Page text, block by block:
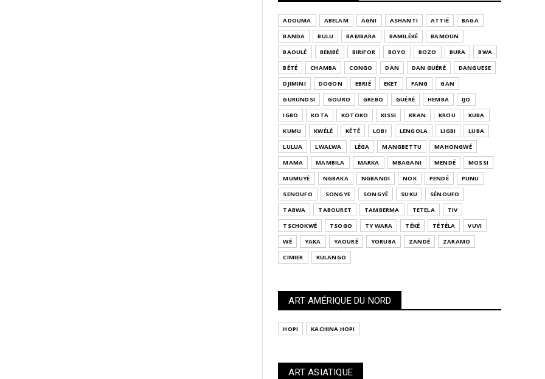
ADOUMA ABELAM AGNI ASHANTI ATTIÉ
BAGA
BANDA
BULU BAMBARA BAMILÉKÉ
BAMOUN
BAOULÉ
BEMBÉ BIRIFOR BOYO BOZO BURA
BWA
BÉTÉ
CHAMBA CONGO DAN DAN GUÉRÉ
DANGUESE
DJIMINI
DOGON EBRIÉ EKET FANG
GAN
GURUNDSI
GOURO GREBO GUÉRÉ HEMBA
IJO
IGBO
KOTA KOTOKO KISSI KRAN KROU
KUBA
KUMU
KWÉLÉ KÉTÉ LOBI LENGOLA LIGBI
LUBA
LULUA
LWALWA LÉGA MANGBETTU
MAHONGWÉ
MAMA
MAMBILA MARKA MBAGANI MENDÉ
MOSSI
MUMUYÉ
NGBAKA NGBANDI NOK PENDÉ
PUNU
SENOUFO
SONGYE SONGYÉ SUKU
SÉNOUFO
TABWA
TABOURET TAMBERMA TETELA
TIV
TSCHOKWÉ
TSOGO TY WARA TÉKÉ TÉTÉLA
VUVI
WÉ
YAKA YAOURÉ YORUBA ZANDÉ
ZARAMO
CIMIER
KULANGO
ART AMÉRIQUE DU NORD
HOPI KACHINA HOPI
ART ASIATIQUE